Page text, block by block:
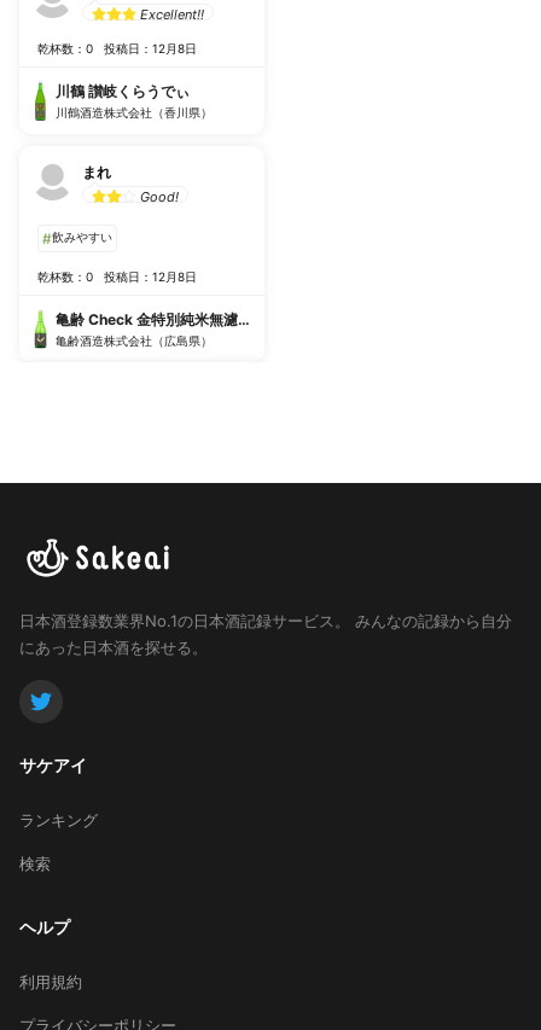
Excellent!!
乾杯数：0 投稿日：12月8日
川鶴 讃岐くらうでぃ
川鶴酒造株式会社（香川県）
まれ
Good!
#飲みやすい
乾杯数：0 投稿日：12月8日
亀齢 Check 金特別純米無濾過生原酒
亀齢酒造株式会社（広島県）
日本酒登録数業界No.1の日本酒記録サービス。
みんなの記録から自分
にあった日本酒を探せる。
サケアイ
ランキング
検索
ヘルプ
利用規約
プライバシーポリシー